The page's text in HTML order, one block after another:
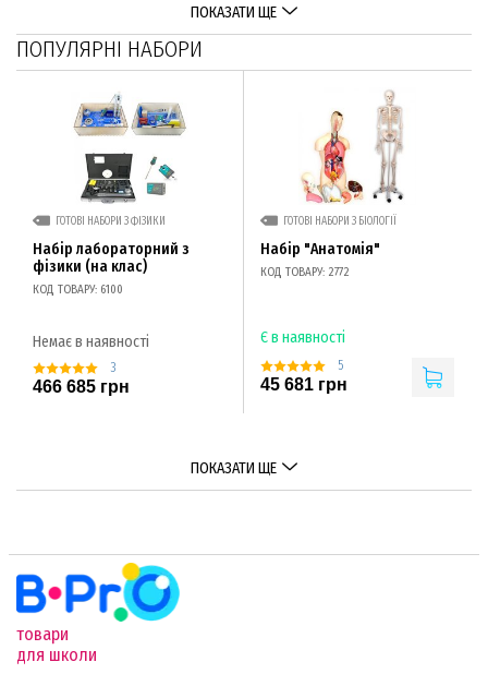
ПОКАЗАТИ ЩЕ
ПОПУЛЯРНІ НАБОРИ
ГОТОВІ НАБОРИ З ФІЗИКИ
Набір лабораторний з
фізики (на клас)
КОД ТОВАРУ: 6100
Немає в наявності
3
466 685 грн
ГОТОВІ НАБОРИ З БІОЛОГІЇ
Набір "Анатомія"
КОД ТОВАРУ: 2772
Є в наявності
5
45 681 грн
ПОКАЗАТИ ЩЕ
товари
для школи